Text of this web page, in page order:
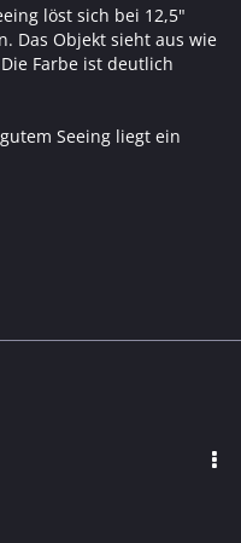
löst sich bei 12,5"
Das Objekt sieht aus wie
Farbe ist deutlich
Seeing liegt ein